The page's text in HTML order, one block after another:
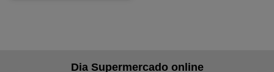
Dia Supermercado online